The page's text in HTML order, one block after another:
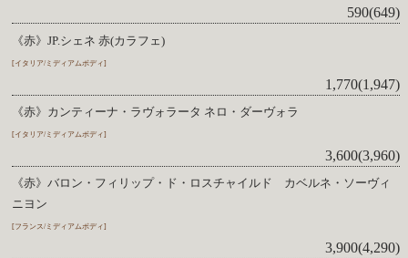
590(649)
《赤》JP.シェネ 赤(カラフェ)
[イタリア/ミディアムボディ]
1,770(1,947)
《赤》カンティーナ・ラヴォラータ ネロ・ダーヴォラ
[イタリア/ミディアムボディ]
3,600(3,960)
《赤》バロン・フィリップ・ド・ロスチャイルド カベルネ・ソーヴィ
ニヨン
[フランス/ミディアムボディ]
3,900(4,290)